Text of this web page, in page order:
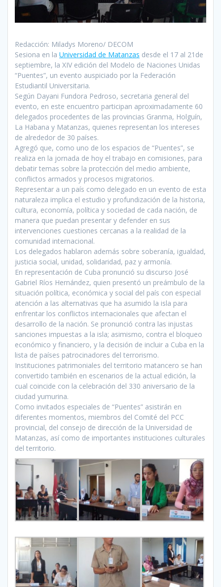
Redacción: Miladys Moreno/ DECOM
Sesiona en la Universidad de Matanzas desde el 17 al 21de
septiembre, la XIV edición del Modelo de Naciones Unidas
“Puentes”, un evento auspiciado por la Federación
Estudiantil Universitaria.
Según Dayani Fundora Pedroso, secretaria general del
evento, en este encuentro participan aproximadamente 60
delegados procedentes de las provincias Granma, Holguín,
La Habana y Matanzas, quienes representan los intereses
de alrededor de 30 países.
Agregó que, como uno de los espacios de “Puentes”, se
realiza en la jornada de hoy el trabajo en comisiones, para
debatir temas sobre la protección del medio ambiente,
conflictos armados y procesos migratorios.
Representar a un país como delegado en un evento de esta
naturaleza implica el estudio y profundización de la historia,
cultura, economía, política y sociedad de cada nación, de
manera que puedan presentar y defender en sus
intervenciones cuestiones cercanas a la realidad de la
comunidad internacional.
Los delegados hablaron además sobre soberanía, igualdad,
justicia social, unidad, solidaridad, paz y armonía.
En representación de Cuba pronunció su discurso José
Gabriel Ríos Hernández, quien presentó un preámbulo de la
situación política, económica y social del país con especial
atención a las alternativas que ha asumido la isla para
enfrentar los conflictos internacionales que afectan el
desarrollo de la nación. Se pronunció contra las injustas
sanciones impuestas a la isla; asimismo, contra el bloqueo
económico y financiero, y la decisión de incluir a Cuba en la
lista de países patrocinadores del terrorismo.
Instituciones patrimoniales del territorio matancero se han
convertido también en escenarios de la actual edición, la
cual coincide con la celebración del 330 aniversario de la
ciudad yumurina.
Como invitados especiales de “Puentes” asistirán en
diferentes momentos, miembros del Comité del PCC
provincial, del consejo de dirección de la Universidad de
Matanzas, así como de importantes instituciones culturales
del territorio.